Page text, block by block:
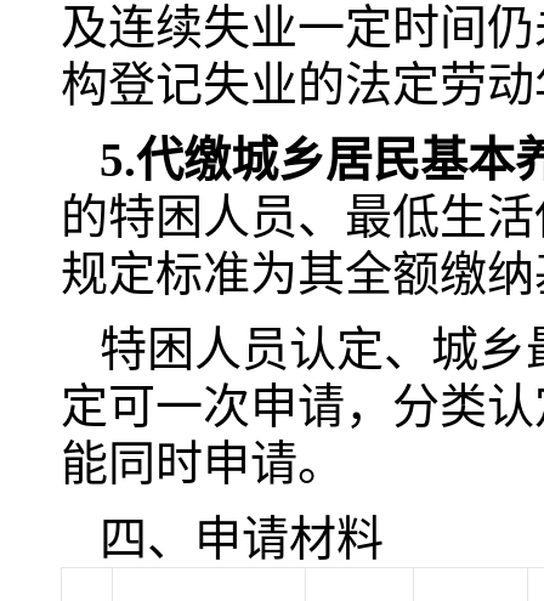
及连续失业一定时间
构登记失业的法定劳
5.代缴城乡居民基本
的特困人员、最低生
规定标准为其全额缴
特困人员认定、城
定可一次申请，分类
能同时申请。
四、申请材料